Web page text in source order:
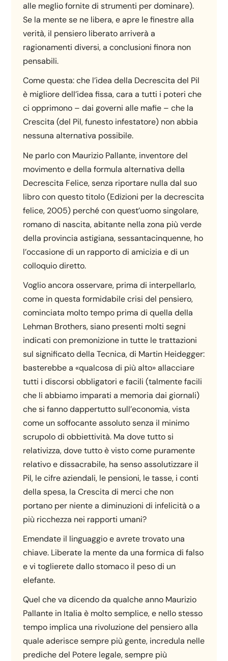
alle meglio fornite di strumenti per dominare).
Se la mente se ne libera, e apre le finestre alla
verità, il pensiero liberato arriverà a
ragionamenti diversi, a conclusioni finora non
pensabili.
Come questa: che l’idea della Decrescita del Pil
è migliore dell’idea fissa, cara a tutti i poteri che
ci opprimono – dai governi alle mafie – che la
Crescita (del Pil, funesto infestatore) non abbia
nessuna alternativa possibile.
Ne parlo con Maurizio Pallante, inventore del
movimento e della formula alternativa della
Decrescita Felice, senza riportare nulla dal suo
libro con questo titolo (Edizioni per la decrescita
felice, 2005) perché con quest’uomo singolare,
romano di nascita, abitante nella zona più verde
della provincia astigiana, sessantacinquenne, ho
l’occasione di un rapporto di amicizia e di un
colloquio diretto.
Voglio ancora osservare, prima di interpellarlo,
come in questa formidabile crisi del pensiero,
cominciata molto tempo prima di quella della
Lehman Brothers, siano presenti molti segni
indicati con premonizione in tutte le trattazioni
sul significato della Tecnica, di Martin Heidegger:
basterebbe a «qualcosa di più alto» allacciare
tutti i discorsi obbligatori e facili (talmente facili
che li abbiamo imparati a memoria dai giornali)
che si fanno dappertutto sull’economia, vista
come un soffocante assoluto senza il minimo
scrupolo di obbiettività. Ma dove tutto si
relativizza, dove tutto è visto come puramente
relativo e dissacrabile, ha senso assolutizzare il
Pil, le cifre aziendali, le pensioni, le tasse, i conti
della spesa, la Crescita di merci che non
portano per niente a diminuzioni di infelicità o a
più ricchezza nei rapporti umani?
Emendate il linguaggio e avrete trovato una
chiave. Liberate la mente da una formica di falso
e vi toglierete dallo stomaco il peso di un
elefante.
Quel che va dicendo da qualche anno Maurizio
Pallante in Italia è molto semplice, e nello stesso
tempo implica una rivoluzione del pensiero alla
quale aderisce sempre più gente, incredula nelle
prediche del Potere legale, sempre più